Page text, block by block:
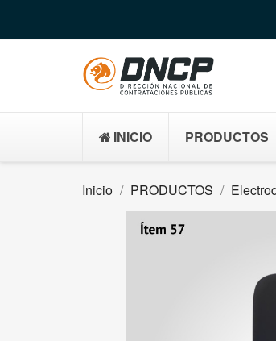
INICIO PRODUCTOS
Inicio PRODUCTOS